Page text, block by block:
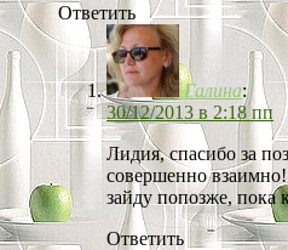
Ответить
Галина:
30/12/2013 в 2:18 пп
Лидия, спасибо за
совершенно
зайду попозже, пока
Ответить